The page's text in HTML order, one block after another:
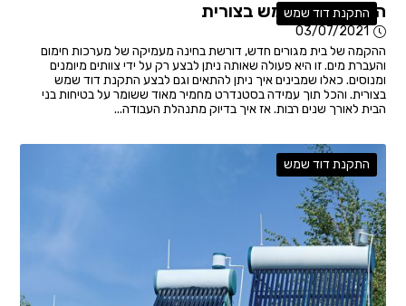
התקנת דוד שמש
התקנת דוד שמש בצורית
03/07/2021
ההקמה של בית מגורים חדש, דורשת בחינה מעמיקה של מערכות חימום
והעברת מים. זו היא פעולה שאותה ניתן לבצע רק על ידי צוותים מיומנים
ומנוסים. כאלו שמבינים איך ניתן להתאים וגם לבצע התקנת דוד שמש
בצורית. והכל תוך עמידה בסטנדרט מחמיר מאוד ששומר על בטיחות בני
הבית לאורך שנים רבות. אז איך בדיוק מתנהלת העבודה...
התקנת דוד שמש